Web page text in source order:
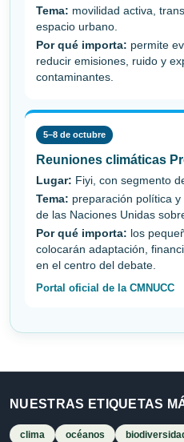
Tema: movilidad activa,
espacio urbano.
Por qué importa: permite
reducir emisiones, ruido y
contaminantes.
5–8 de octubre
Reuniones climáticas
Lugar: Fiyi, con segmento
Tema: preparación política
de las Naciones Unidas
Por qué importa: los
colocarán adaptación,
en el centro del debate.
Portal oficial de la CMNUCC
NUESTRAS ETIQUETAS
clima océanos